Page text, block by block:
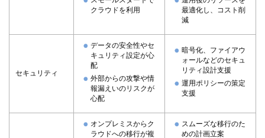
クラウドを利用
最適化し、コスト削
減
セキュリティ
データの安全性やセ
キュリティ設定が心
配
外部からの攻撃や情
報漏えいのリスクが
心配
暗号化、ファイアウ
ォールなどのセキュ
リティ設計支援
運用ポリシーの策定
支援
オンプレミスからク
ラウドへの移行が複
スムーズな移行のた
めの計画立案